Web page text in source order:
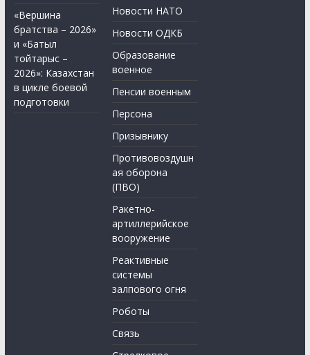
«Вершина
братства – 2026»
и «Батыл
тойтарыс –
2026»: Казахстан
в цикле боевой
подготовки
Новости НАТО
Новости ОДКБ
Образование
военное
Пенсии военным
Персона
Призывнику
Противовоздушн
ая оборона
(ПВО)
Ракетно-
артиллерийское
вооружение
Реактивные
системы
залпового огня
Роботы
Связь